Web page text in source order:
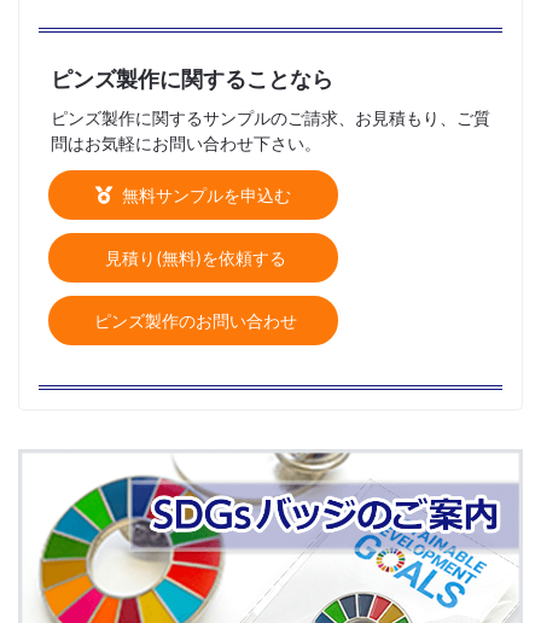
ピンズ製作に関することなら
ピンズ製作に関するサンプルのご請求、お見積もり、ご質
問はお気軽にお問い合わせ下さい。
無料サンプルを申込む
見積り(無料)を依頼する
ピンズ製作のお問い合わせ